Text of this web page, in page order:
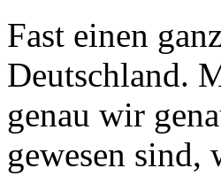
Fast einen
Deutschland.
genau wir
gewesen sind,